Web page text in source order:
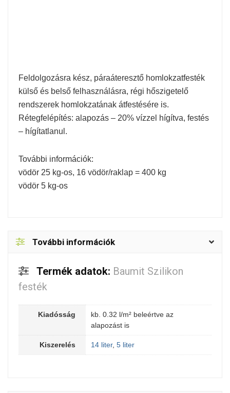
Feldolgozásra kész, páraáteresztő homlokzatfesték
külső és belső felhasználásra, régi hőszigetelő
rendszerek homlokzatának átfestésére is.
Rétegfelépítés: alapozás – 20% vízzel hígítva, festés
– hígítatlanul.
További információk:
vödör 25 kg-os, 16 vödör/raklap = 400 kg
vödör 5 kg-os
További információk
Termék adatok: Baumit Szilikon
festék
Kiadósság
kb. 0.32 l/m² beleértve az
alapozást is
Kiszerelés 14 liter, 5 liter